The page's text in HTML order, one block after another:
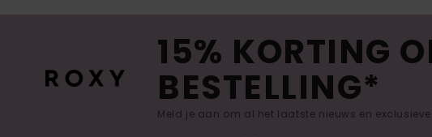
15% KORTING
BESTELLING*
Meld je aan om al het laatste nieuws en